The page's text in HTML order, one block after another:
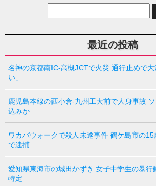
最近の投稿
名神の京都南IC-高槻JCTで火災 通行止めで
い」
鹿児島本線の西小倉-九州工大前で人身事故
込みか
ワカバウォークで殺人未遂事件 鶴ケ島市の
で逮捕
愛知県東海市の城田かずき 女子中学生の暴行
特定